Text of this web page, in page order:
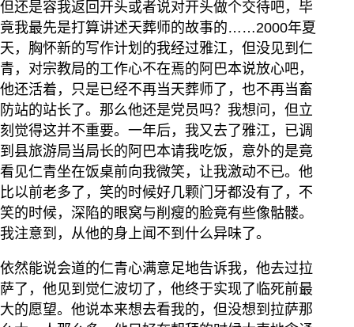
但还是容我返回开头或者说对开头做个交待吧，毕
竟我最先是打算讲述天葬师的故事的……2000年夏
天，胸怀新的写作计划的我经过雅江，但没见到仁
青，对宗教局的工作心不在焉的阿巴本说放心吧，
他还活着，只是已经不再当天葬师了，也不再当畜
防站的站长了。那么他还是党员吗？我想问，但立
刻觉得这并不重要。一年后，我又去了雅江，已调
到县旅游局当局长的阿巴本请我吃饭，意外的是竟
看见仁青坐在饭桌前向我微笑，让我激动不已。他
比以前老多了，笑的时候好几颗门牙都没有了，不
笑的时候，深陷的眼窝与削瘦的脸竟有些像骷髅。
我注意到，从他的身上闻不到什么异味了。
依然能说会道的仁青心满意足地告诉我，他去过拉
萨了，他见到觉仁波切了，他终于实现了临死前最
大的愿望。他说本来想去看我的，但没想到拉萨那